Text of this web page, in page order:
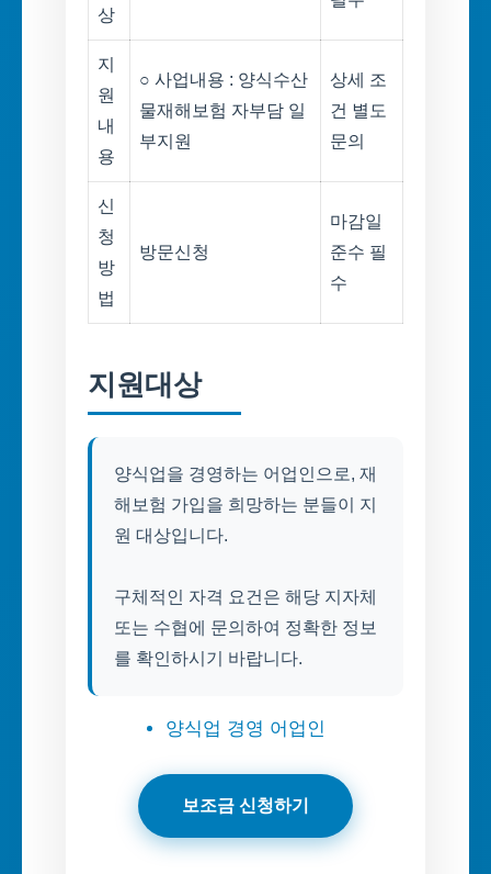
상
지
원
내
용
○ 사업내용 : 양식수산
물재해보험 자부담 일
부지원
상세 조
건 별도
문의
신
청
방
법
방문신청
마감일
준수 필
수
지원대상
양식업을 경영하는 어업인으로, 재
해보험 가입을 희망하는 분들이 지
원 대상입니다.
구체적인 자격 요건은 해당 지자체
또는 수협에 문의하여 정확한 정보
양식업 경영 어업인
보조금 신청하기